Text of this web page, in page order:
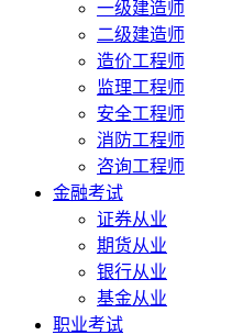
一级建造师
二级建造师
造价工程师
监理工程师
安全工程师
消防工程师
咨询工程师
金融考试
证券从业
期货从业
银行从业
基金从业
职业考试